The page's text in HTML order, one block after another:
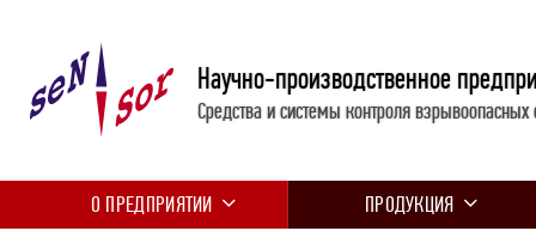
Научно-производственное
Средства и системы контроля взрывоопасных
О ПРЕДПРИЯТИИ ПРОДУКЦИЯ